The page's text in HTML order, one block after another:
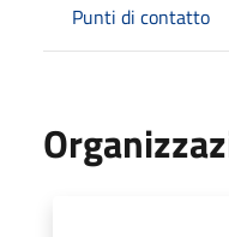
Punti di contatto